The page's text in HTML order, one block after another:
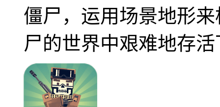
僵尸，运用场景地形
尸的世界中艰难地存